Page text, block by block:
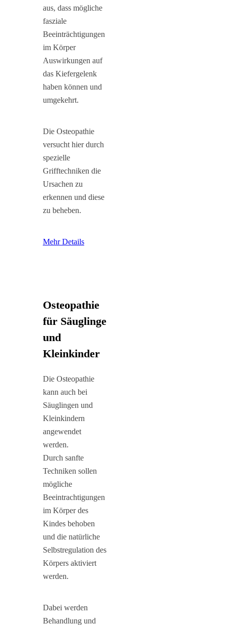
aus, dass mögliche
fasziale
Beeinträchtigungen
im Körper
Auswirkungen auf
das Kiefergelenk
haben können und
umgekehrt.
Die Osteopathie
versucht hier durch
spezielle
Grifftechniken die
Ursachen zu
erkennen und diese
zu beheben.
Mehr Details
Osteopathie
für Säuglinge
und
Kleinkinder
Die Osteopathie
kann auch bei
Säuglingen und
Kleinkindern
angewendet
werden.
Durch sanfte
Techniken sollen
mögliche
Beeintrachtigungen
im Körper des
Kindes behoben
und die natürliche
Selbstregulation des
Körpers aktiviert
werden.
Dabei werden
Behandlung und